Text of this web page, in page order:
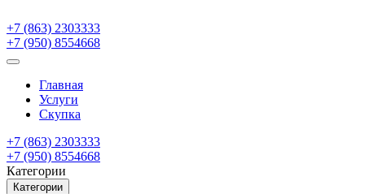
+7 (863) 2303333
+7 (950) 8554668
Главная
Услуги
Скупка
+7 (863) 2303333
+7 (950) 8554668
Категории
Категории